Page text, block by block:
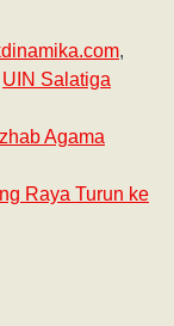
,
UIN Salatiga
Agama
Raya Turun ke